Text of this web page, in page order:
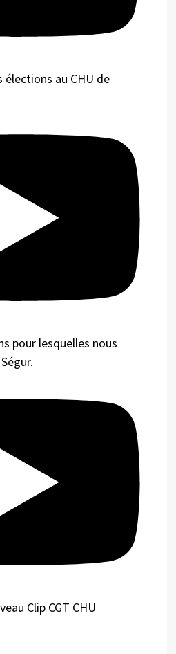
élections au CHU de
pour lesquelles nous
Clip CGT CHU